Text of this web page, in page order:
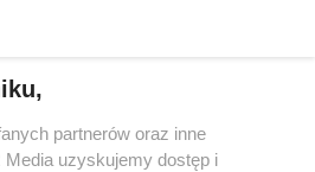
partnerów oraz inne
uzyskujemy dostęp i